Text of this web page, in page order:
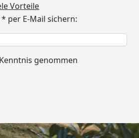
Vorteile
* per E-Mail sichern:
genommen